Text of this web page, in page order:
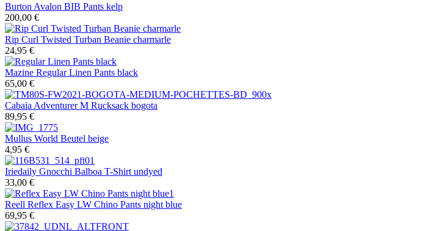
Burton Avalon BIB Pants kelp
200,00 €
Rip Curl Twisted Turban Beanie charmarle
24,95 €
Mazine Regular Linen Pants black
65,00 €
Cabaia Adventurer M Rucksack bogota
89,95 €
Mullus World Beutel beige
4,95 €
Iriedaily Gnocchi Balboa T-Shirt undyed
33,00 €
Reell Reflex Easy LW Chino Pants night blue
69,95 €